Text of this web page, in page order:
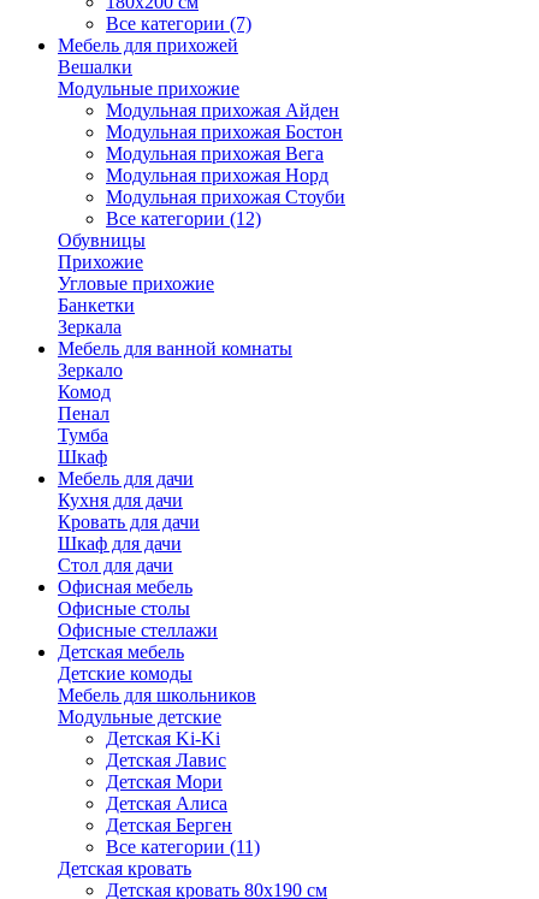
Все категории (7)
Мебель для прихожей
Вешалки
Модульные прихожие
Модульная прихожая Айден
Модульная прихожая Бостон
Модульная прихожая Вега
Модульная прихожая Норд
Модульная прихожая Стоуби
Все категории (12)
Обувницы
Прихожие
Угловые прихожие
Банкетки
Зеркала
Мебель для ванной комнаты
Зеркало
Комод
Пенал
Тумба
Шкаф
Мебель для дачи
Кухня для дачи
Кровать для дачи
Шкаф для дачи
Стол для дачи
Офисная мебель
Офисные столы
Офисные стеллажи
Детская мебель
Детские комоды
Мебель для школьников
Модульные детские
Детская Ki-Ki
Детская Лавис
Детская Мори
Детская Алиса
Детская Берген
Все категории (11)
Детская кровать
Детская кровать 80х190 см